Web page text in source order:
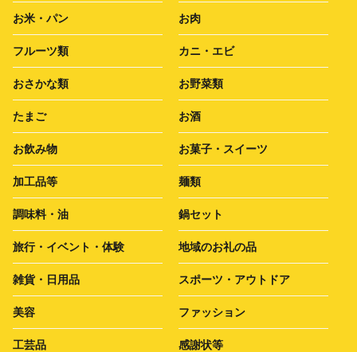
お米・パン お肉
フルーツ類 カニ・エビ
おさかな類 お野菜類
たまご お酒
お飲み物 お菓子・スイーツ
加工品等 麺類
調味料・油 鍋セット
旅行・イベント・体験 地域のお礼の品
雑貨・日用品 スポーツ・アウトドア
美容 ファッション
工芸品 感謝状等